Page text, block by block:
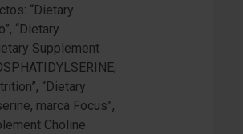
“Dietary
“Dietary
Supplement
“Dietary
marca Focus”,
Choline